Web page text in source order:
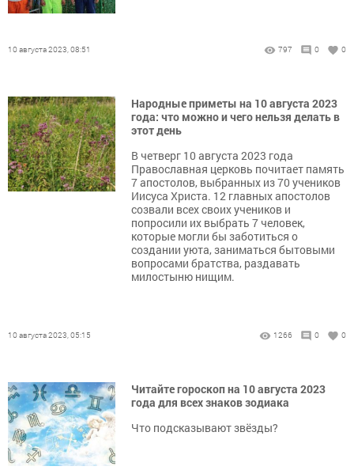
10 августа 2023, 08:51 797 0 0
Народные приметы на 10 августа 2023
года: что можно и чего нельзя делать в
этот день
В четверг 10 августа 2023 года
Православная церковь почитает память
7 апостолов, выбранных из 70 учеников
Иисуса Христа. 12 главных апостолов
созвали всех своих учеников и
попросили их выбрать 7 человек,
которые могли бы заботиться о
создании уюта, заниматься бытовыми
вопросами братства, раздавать
милостыню нищим.
10 августа 2023, 05:15 1266 0 0
Читайте гороскоп на 10 августа 2023
года для всех знаков зодиака
Что подсказывают звёзды?